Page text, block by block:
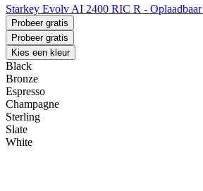
Starkey Evolv AI 2400 RIC R - Oplaadbaar
Probeer gratis
Probeer gratis
Kies een kleur
Black
Bronze
Espresso
Champagne
Sterling
Slate
White